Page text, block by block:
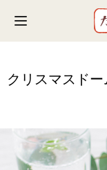
Toggle navigation
クリスマスド